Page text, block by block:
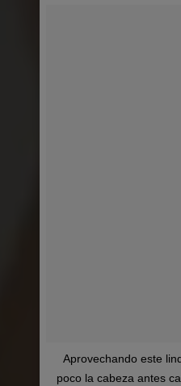
Aprovechando este
poco la cabeza antes